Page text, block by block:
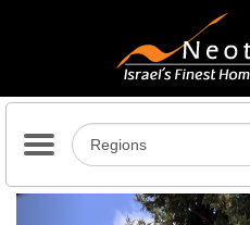
Previous